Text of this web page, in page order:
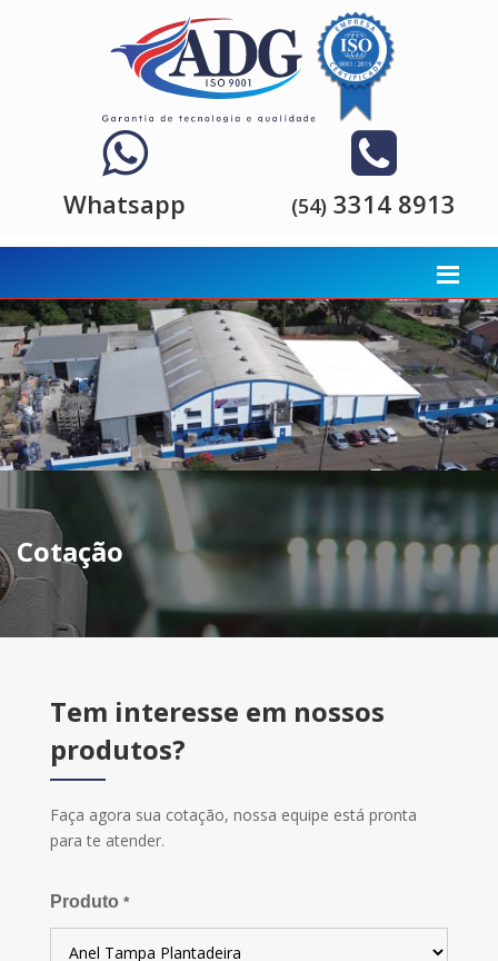
Whatsapp (54) 3314 8913
Cotação
Tem interesse em nossos
produtos?
Faça agora sua cotação, nossa equipe está pronta
para te atender.
Produto *